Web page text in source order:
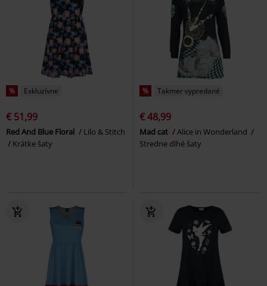
% Exkluzívne
€ 51,99
Red And Blue Floral
Lilo & Stitch
Krátke šaty
% Takmer vypredané
€ 48,99
Mad cat
Alice in Wonderland
Stredne dlhé šaty